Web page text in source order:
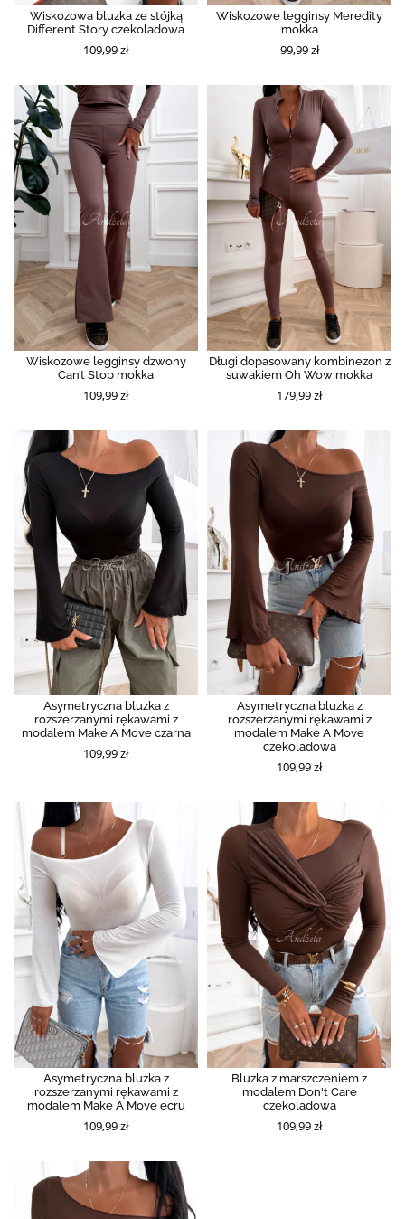
Wiskozowa bluzka ze stójką
Different Story czekoladowa
109,99 zł
Wiskozowe legginsy Meredity
mokka
99,99 zł
Wiskozowe legginsy dzwony
Can’t Stop mokka
109,99 zł
Długi dopasowany kombinezon z
suwakiem Oh Wow mokka
179,99 zł
Asymetryczna bluzka z
rozszerzanymi rękawami z
modalem Make A Move czarna
109,99 zł
Asymetryczna bluzka z
rozszerzanymi rękawami z
modalem Make A Move
czekoladowa
109,99 zł
Asymetryczna bluzka z
rozszerzanymi rękawami z
modalem Make A Move ecru
109,99 zł
Bluzka z marszczeniem z
modalem Don't Care
czekoladowa
109,99 zł